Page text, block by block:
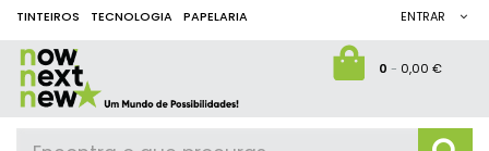
TINTEIROS TECNOLOGIA PAPELARIA ENTRAR
0- 0,00 €